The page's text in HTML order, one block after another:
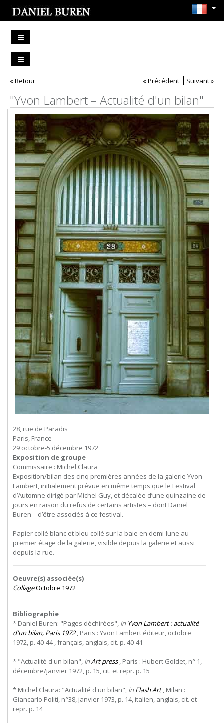
« Retour « Précédent Suivant »
"Yvon Lambert – Actualité d'un bilan"
28, rue de Paradis
Paris, France
29 octobre-5 décembre 1972
Exposition de groupe
Commissaire : Michel Claura
Exposition/bilan des cinq premières années de la galerie Yvon
Lambert, initialement prévue en même temps que le Festival
d’Automne dirigé par Michel Guy, et décalée d’une quinzaine de
jours en raison du refus de certains artistes – dont Daniel
Buren – d’être associés à ce festival.
Papier collé blanc et bleu collé sur la baie en demi-lune au
premier étage de la galerie, visible depuis la galerie et aussi
depuis la rue.
Oeuvre(s) associée(s)
CollageOctobre 1972
Bibliographie
* Daniel Buren: "Pages déchirées", in Yvon Lambert : actualité
d'un bilan, Paris 1972, Paris : Yvon Lambert éditeur, octobre
1972, p. 40-44 , français, anglais, cit. p. 40-41
* "Actualité d'un bilan", inArt press, Paris : Hubert Goldet, n° 1,
décembre/janvier 1972, p. 15, cit. et repr. p. 15
* Michel Claura: "Actualité d'un bilan", in Flash Art, Milan :
Giancarlo Politi, n°38, janvier 1973, p. 14, italien, anglais, cit. et
repr. p. 14